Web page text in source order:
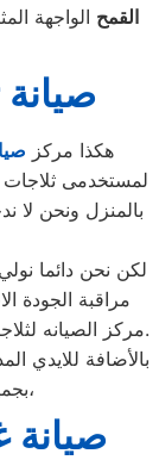
القمح الواجهة
صيانة
هكذا مركز
لمستخدمى ثلاجات
بالمنزل ونحن لا
لكن نحن دائما
مراقبة الجودة
مركز الصيانه لثلاجات دايو المعتمد بمنيا القمح او من منزل العميل.
بالأضافة للايدي
بجميع موديلاتها القديم منها والحديث،
صيانة